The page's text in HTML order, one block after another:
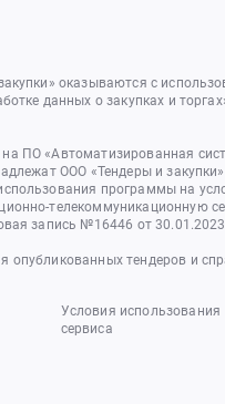
оказываются с
данных о закупках и
ПО «Автоматизированная
ООО «Тендеры и
программы на
телекоммуникационную
запись №16446 от 30.01.2023
опубликованных тендеров и
Условия использования
сервиса